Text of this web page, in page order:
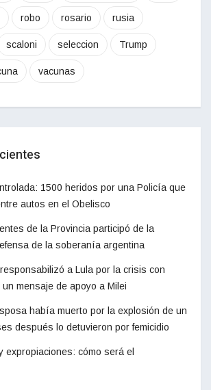
robo rosario rusia
scaloni seleccion Trump
vacunas
1500 heridos por una Policía que
autos en el Obelisco
de la Provincia participó de la
de la soberanía argentina
a Lula por la crisis con
mensaje de apoyo a Milei
había muerto por la explosión de un
después lo detuvieron por femicidio
expropiaciones: cómo será el